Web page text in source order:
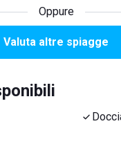
Oppure
Valuta altre spiagge